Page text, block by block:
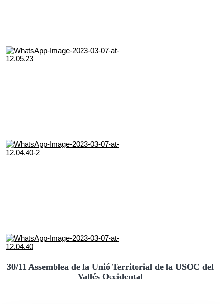
30/11 Assemblea de la Unió Territorial de la USOC del
Vallés Occidental